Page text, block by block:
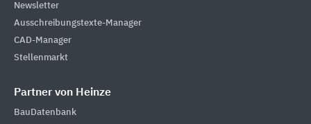
Newsletter
Ausschreibungstexte-Manager
CAD-Manager
Stellenmarkt
Partner von Heinze
BauDatenbank